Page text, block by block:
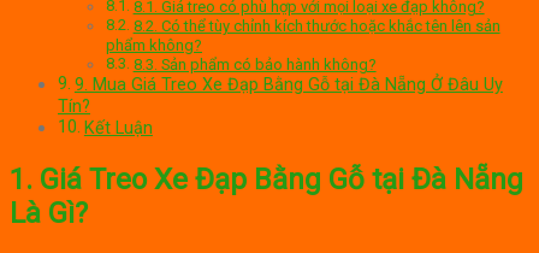
8.1. Giá treo có phù hợp với mọi loại xe đạp không?
8.2. Có thể tùy chỉnh kích thước hoặc khắc tên lên sản
phẩm không?
8.3. Sản phẩm có bảo hành không?
9. Mua Giá Treo Xe Đạp Bằng Gỗ tại Đà Nẵng Ở Đâu Uy
Tín?
Kết Luận
1. Giá Treo Xe Đạp Bằng Gỗ tại Đà Nẵng
Là Gì?